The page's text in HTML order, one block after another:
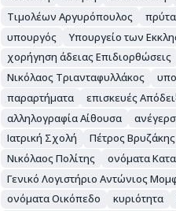
Τιμολέων Αργυρόπουλος
υπουργός
Υπουργείο των
χορήγηση άδειας Επιδιορθώσεις
Νικόλαος Τριανταφυλλάκος
παραρτήματα
επισκευές
αλληλογραφία Αίθουσα
Ιατρική Σχολή
Πέτρος Βρυζάκης
Νικόλαος Πολίτης
ονόματα
Γενικό Λογιστήριο Αντώνιος
ονόματα Οικόπεδο
κυριότητα